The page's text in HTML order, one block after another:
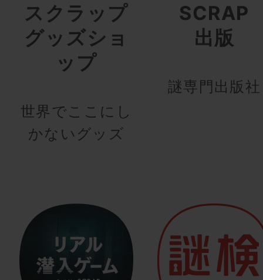
スクラップ
グッズショ
ップ
世界でここにし
かないグッズ
SCRAP
出版
謎専門出版社